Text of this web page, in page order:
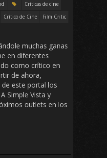
Críticas de cine
Crítico de Cine
Film Critic
muchas ganas
en diferentes
como crítico en
de ahora,
este portal los
Simple Vista y
outlets en los